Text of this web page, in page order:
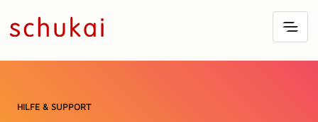
HILFE & SUPPORT